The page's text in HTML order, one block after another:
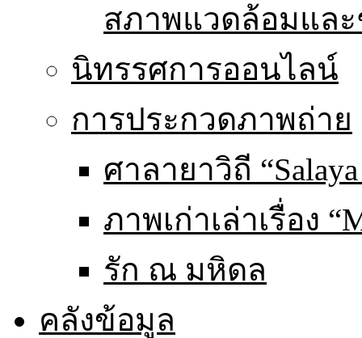
สภาพแวดล้อมแล
นิทรรศการออนไลน์
การประกวดภาพถ่าย
ศาลายาวิถี
ภาพเก่าเล่าเรื่อง
รัก ณ มหิดล
คลังข้อมูล